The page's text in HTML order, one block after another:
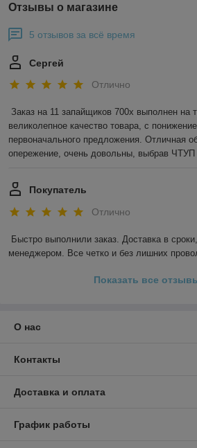
Отзывы о магазине
5 отзывов за всё время
Сергей
Отлично
Заказ на 11 запайщиков 700х выполнен на
великолепное качество товара, с
первоначального предложения. Отличная
опережение, очень довольны, выбрав ЧТУП
Покупатель
Отлично
Быстро выполнили заказ. Доставка в
менеджером. Все четко и без лишних
Показать все
О нас
Контакты
Доставка и оплата
График работы